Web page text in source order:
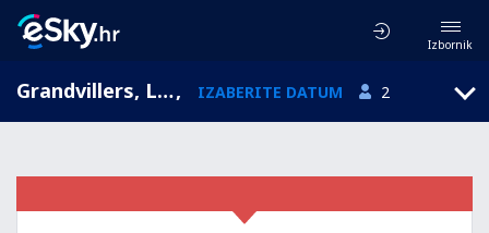
Izbornik
Grandvillers, Lorena, Francuska, IZABERITE DATUM 2